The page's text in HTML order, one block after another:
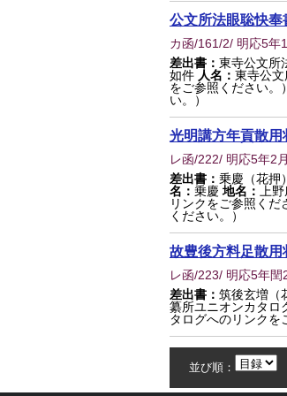
公文所法眼聡快奉
カ函/161/2/ 明応5年
差出書： 東寺公文所
如件 人名： 東寺公
をご参照ください。）
い。）
光明講方年貢散用
レ函/222/ 明応5年2
差出書： 乗慶（花押）
名： 乗慶 地名： 上
リンクをご参照くだ
ください。）
故豊後方料足散用
レ函/223/ 明応5年閏
差出書： 筑後玄増（
纂所ユニオンカタロ
タログへのリンクを
並び順：